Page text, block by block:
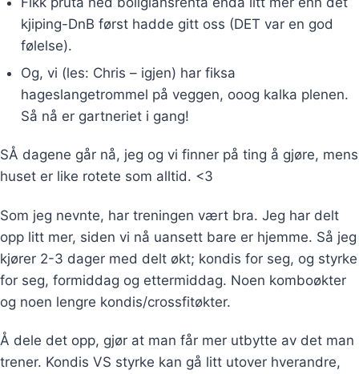
kjiping-DnB først hadde gitt oss (DET var en god
følelse).
Og, vi (les: Chris – igjen) har fiksa
hageslangetrommel på veggen, ooog kalka plenen.
Så nå er gartneriet i gang!
SÅ dagene går nå, jeg og vi finner på ting å gjøre, mens
huset er like rotete som alltid. <3
Som jeg nevnte, har treningen vært bra. Jeg har delt
opp litt mer, siden vi nå uansett bare er hjemme. Så jeg
kjører 2-3 dager med delt økt; kondis for seg, og styrke
for seg, formiddag og ettermiddag. Noen komboøkter
og noen lengre kondis/crossfitøkter.
Å dele det opp, gjør at man får mer utbytte av det man
trener. Kondis VS styrke kan gå litt utover hverandre,